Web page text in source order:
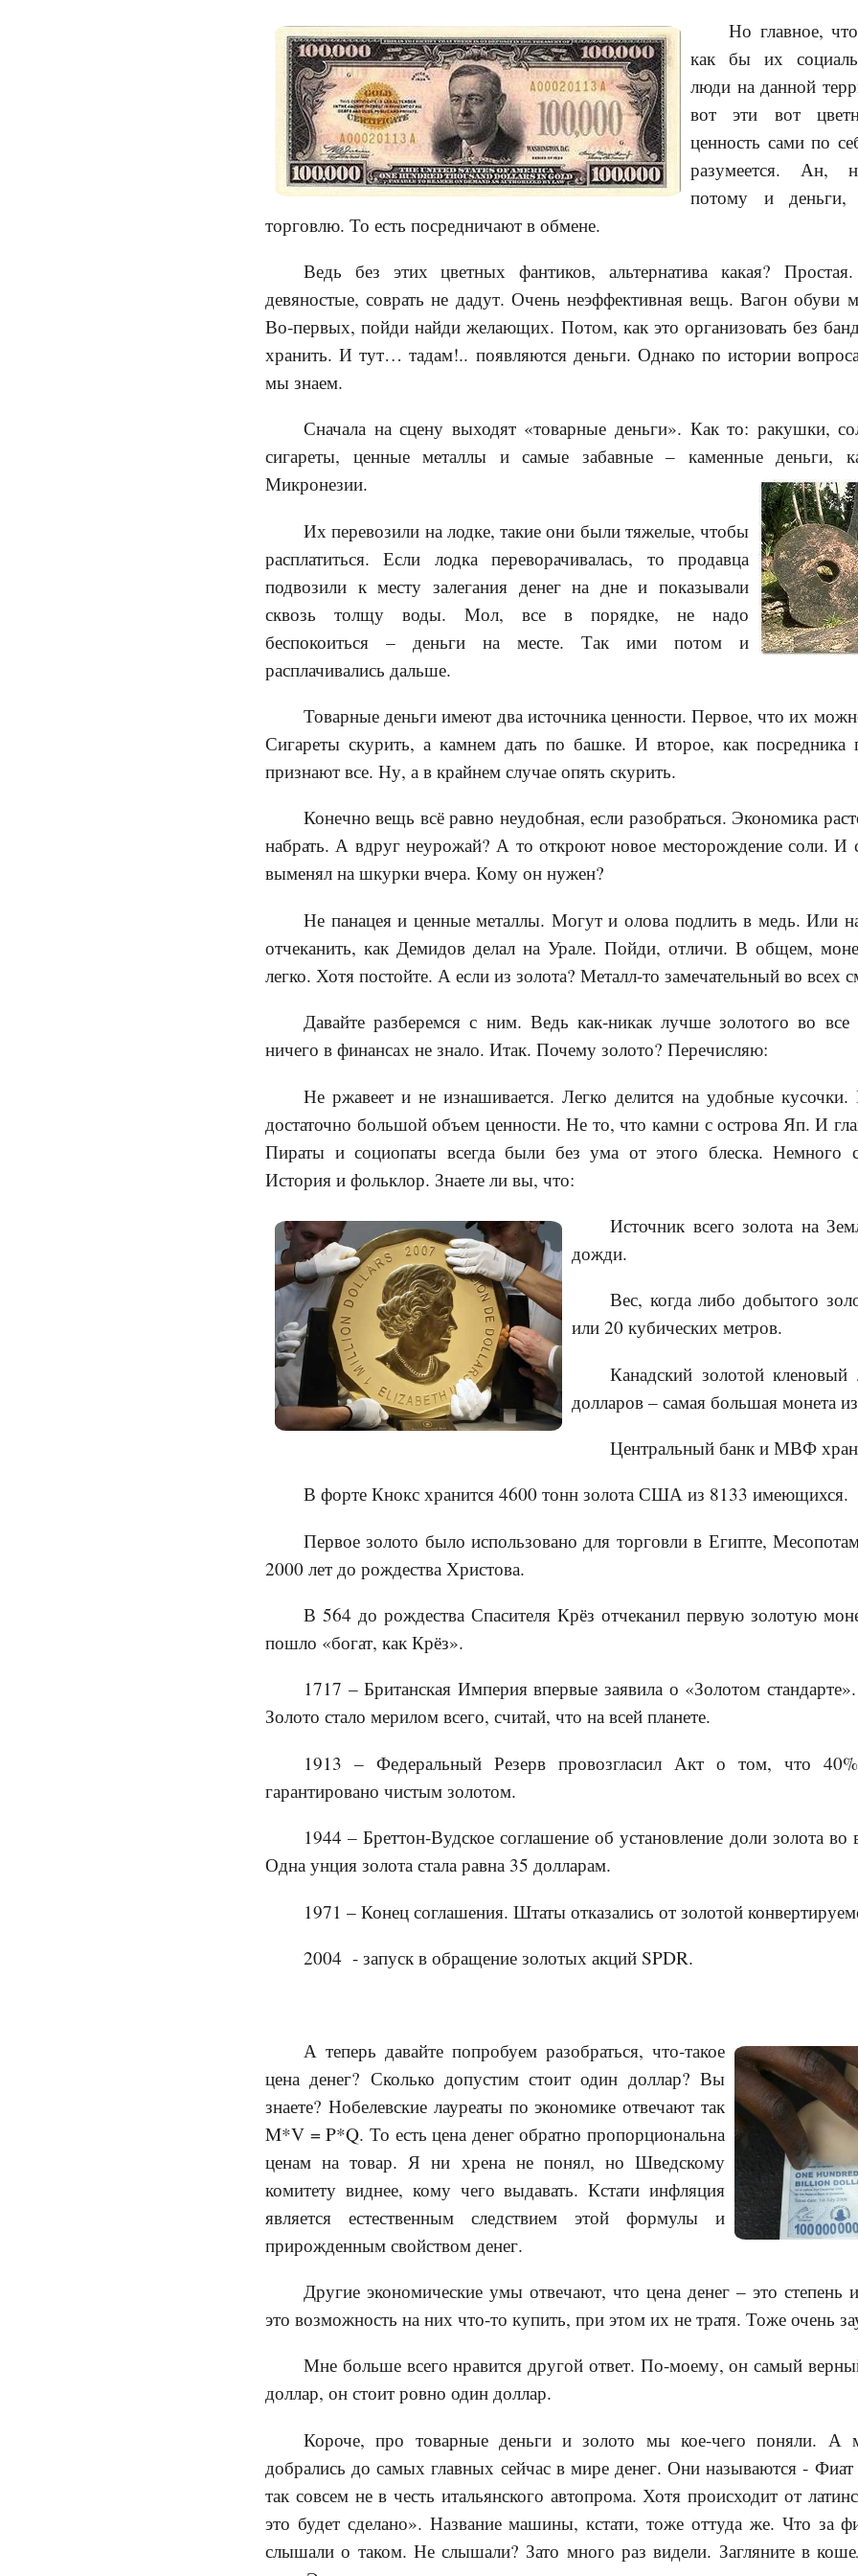
Но главное,
как бы их
люди на данной
вот эти вот
ценность сами по
разумеется. Ан,
потому и деньги,
торговлю. То есть посредничают в обмене.
Ведь без этих цветных фантиков, альтернатива какая?
девяностые, соврать не дадут. Очень неэффективная вещь. Вагон обуви
Во-первых, пойди найди желающих. Потом, как это организовать без
хранить. И тут… тадам!.. появляются деньги. Однако по истории
мы знаем.
Сначала на сцену выходят «товарные деньги». Как то: ракушки,
сигареты, ценные металлы и самые забавные – каменные деньги,
Микронезии.
Их перевозили на лодке, такие они были тяжелые, чтобы
расплатиться. Если лодка переворачивалась, то продавца
подвозили к месту залегания денег на дне и показывали
сквозь толщу воды. Мол, все в порядке, не надо
беспокоиться – деньги на месте. Так ими потом и
расплачивались дальше.
Товарные деньги имеют два источника ценности. Первое, что их
Сигареты скурить, а камнем дать по башке. И второе, как посредника
признают все. Ну, а в крайнем случае опять скурить.
Конечно вещь всё равно неудобная, если разобраться. Экономика
набрать. А вдруг неурожай? А то откроют новое месторождение соли. И
выменял на шкурки вчера. Кому он нужен?
Не панацея и ценные металлы. Могут и олова подлить в медь. Или
отчеканить, как Демидов делал на Урале. Пойди, отличи. В общем,
легко. Хотя постойте. А если из золота? Металл-то замечательный во всех
Давайте разберемся с ним. Ведь как-никак лучше золотого во все
ничего в финансах не знало. Итак. Почему золото? Перечисляю:
Не ржавеет и не изнашивается. Легко делится на удобные
достаточно большой объем ценности. Не то, что камни с острова Яп. И
Пираты и социопаты всегда были без ума от этого блеска. Немного
История и фольклор. Знаете ли вы, что:
Источник всего золота на
дожди.
Вес, когда либо добытого
или 20 кубических метров.
Канадский золотой
долларов – самая большая монета
Центральный банк и МВФ
В форте Кнокс хранится 4600 тонн золота США из 8133 имеющихся.
Первое золото было использовано для торговли в Египте,
2000 лет до рождества Христова.
В 564 до рождества Спасителя Крёз отчеканил первую золотую
пошло «богат, как Крёз».
1717 – Британская Империя впервые заявила о «Золотом
Золото стало мерилом всего, считай, что на всей планете.
1913 – Федеральный Резерв провозгласил Акт о том, что
гарантировано чистым золотом.
1944 – Бреттон-Вудское соглашение об установление доли золота во
Одна унция золота стала равна 35 долларам.
1971 – Конец соглашения. Штаты отказались от золотой
2004 - запуск в обращение золотых акций SPDR.
А теперь давайте попробуем разобраться, что-такое
цена денег? Сколько допустим стоит один доллар? Вы
знаете? Нобелевские лауреаты по экономике отвечают так
M*V = P*Q. То есть цена денег обратно пропорциональна
ценам на товар. Я ни хрена не понял, но Шведскому
комитету виднее, кому чего выдавать. Кстати инфляция
является естественным следствием этой формулы и
прирожденным свойством денег.
Другие экономические умы отвечают, что цена денег – это степень
это возможность на них что-то купить, при этом их не тратя. Тоже очень
Мне больше всего нравится другой ответ. По-моему, он самый
доллар, он стоит ровно один доллар.
Короче, про товарные деньги и золото мы кое-чего поняли.
добрались до самых главных сейчас в мире денег. Они называются -
так совсем не в честь итальянского автопрома. Хотя происходит от
это будет сделано». Название машины, кстати, тоже оттуда же. Что за
слышали о таком. Не слышали? Зато много раз видели. Загляните в